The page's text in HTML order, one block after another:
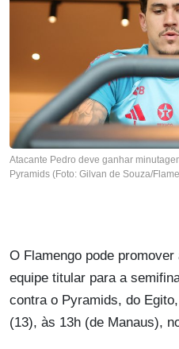
Atacante Pedro deve ganhar
Pyramids (Foto: Gilvan de Souza/
O Flamengo pode
equipe titular para a
contra o Pyramids, do
(13), às 13h (de Manaus),